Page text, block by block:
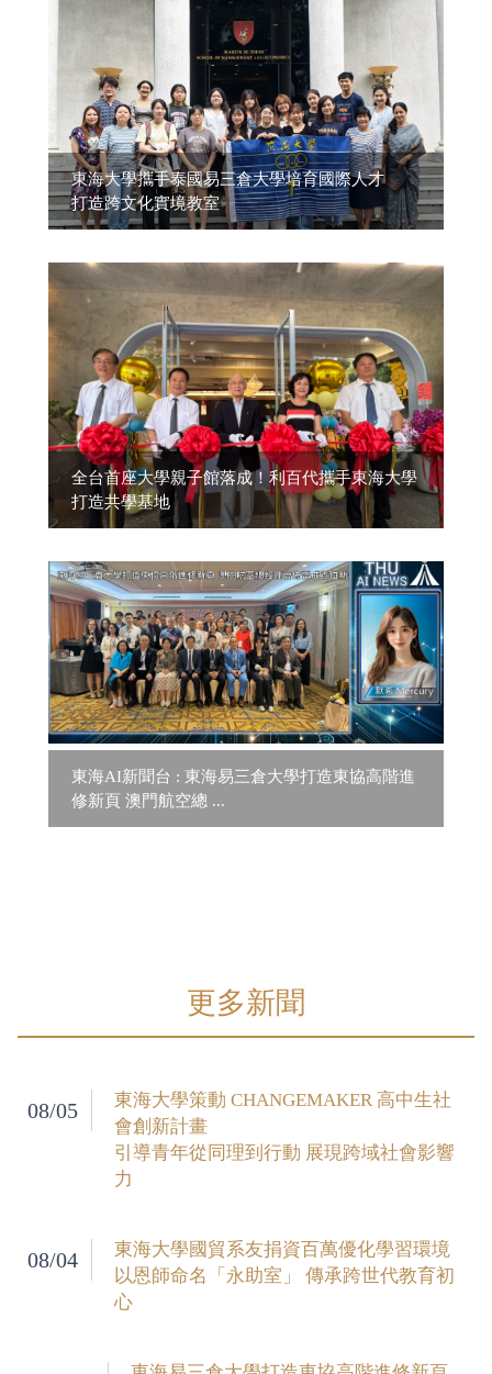
東海大學攜手泰國易三倉大學培育國際人才
打造跨文化實境教室
全台首座大學親子館落成！利百代攜手東海大學
打造共學基地
東海AI新聞台 : 東海易三倉大學打造東協高階進
修新頁 澳門航空總 ...
更多新聞
08/05
東海大學策動 CHANGEMAKER 高中生社
會創新計畫
引導青年從同理到行動 展現跨域社會影響
力
08/04
東海大學國貿系友捐資百萬優化學習環境
以恩師命名「永助室」 傳承跨世代教育初
心